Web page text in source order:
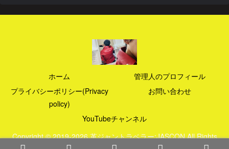
ホーム
管理人のプロフィール
プライバシーポリシー(Privacy
policy)
お問い合わせ
YouTubeチャンネル
Copyright © 2019-2026 革ジャントラベラー:JASCON All Rights